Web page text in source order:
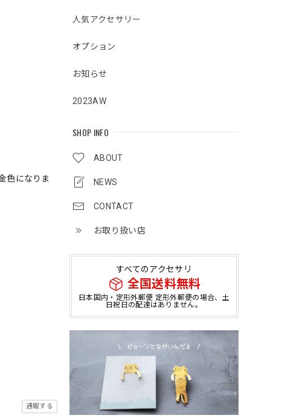
人気アクセサリー
オプション
お知らせ
2023AW
SHOP INFO
ABOUT
NEWS
CONTACT
お取り扱い店
すべてのアクセサリ
全国送料無料
日本国内・定形外郵便 定形外郵便の場合、土
日祝日の配達はありません。
色になりま
通報する